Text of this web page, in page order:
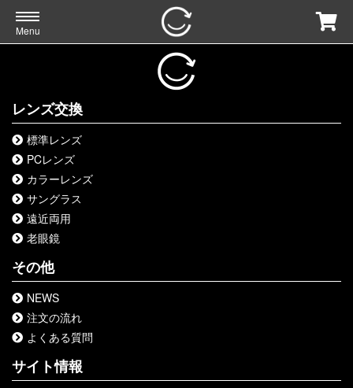
Menu
レンズ交換
標準レンズ
PCレンズ
カラーレンズ
サングラス
遠近両用
老眼鏡
その他
NEWS
注文の流れ
よくある質問
サイト情報